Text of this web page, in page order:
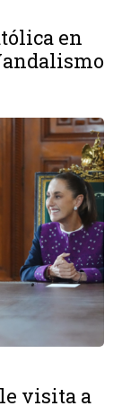
en
visita a